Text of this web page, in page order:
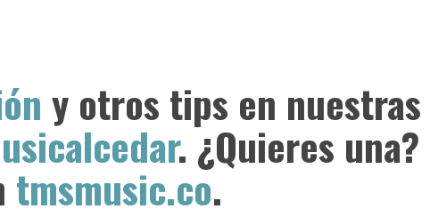
y otros tips en nuestras
. ¿Quieres una?
tmsmusic.co.